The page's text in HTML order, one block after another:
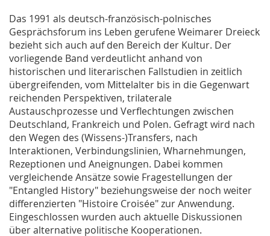
Das 1991 als deutsch-französisch-polnisches
Gesprächsforum ins Leben gerufene Weimarer Dreieck
bezieht sich auch auf den Bereich der Kultur. Der
vorliegende Band verdeutlicht anhand von
historischen und literarischen Fallstudien in zeitlich
übergreifenden, vom Mittelalter bis in die Gegenwart
reichenden Perspektiven, trilaterale
Austauschprozesse und Verflechtungen zwischen
Deutschland, Frankreich und Polen. Gefragt wird nach
den Wegen des (Wissens-)Transfers, nach
Interaktionen, Verbindungslinien, Wharnehmungen,
Rezeptionen und Aneignungen. Dabei kommen
vergleichende Ansätze sowie Fragestellungen der
"Entangled History" beziehungsweise der noch weiter
differenzierten "Histoire Croisée" zur Anwendung.
Eingeschlossen wurden auch aktuelle Diskussionen
über alternative politische Kooperationen.